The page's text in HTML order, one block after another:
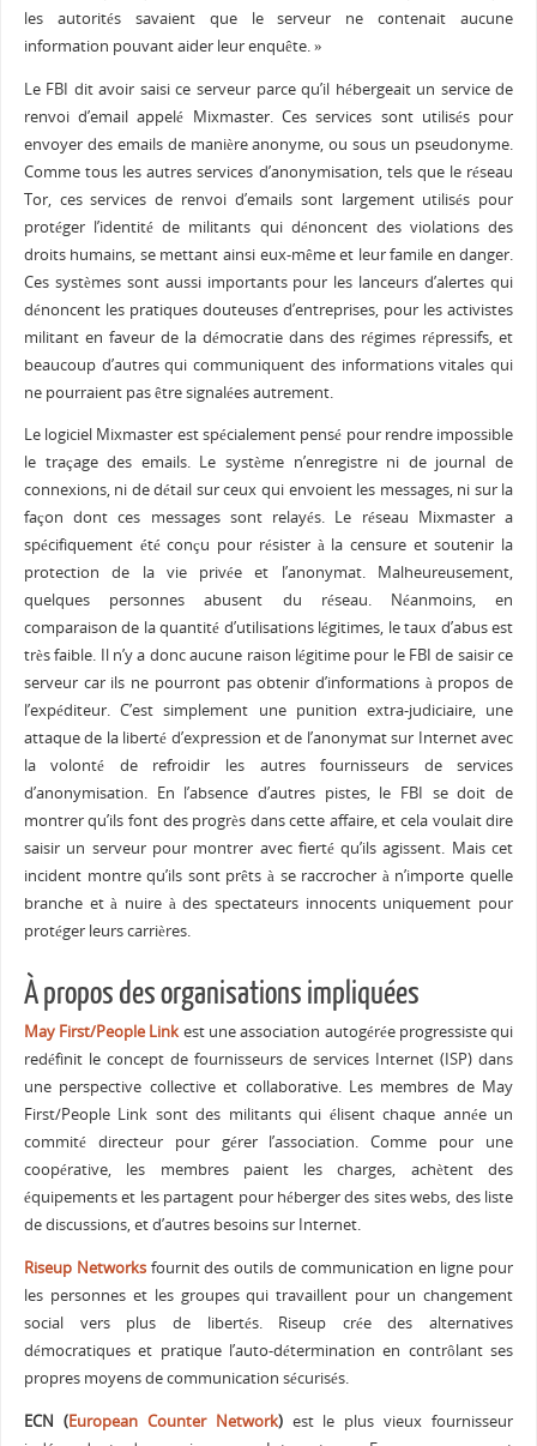
les autorités savaient que le serveur ne contenait aucune
information pouvant aider leur enquête. »
Le FBI dit avoir saisi ce serveur parce qu’il hébergeait un service de
renvoi d’email appelé Mixmaster. Ces services sont utilisés pour
envoyer des emails de manière anonyme, ou sous un pseudonyme.
Comme tous les autres services d’anonymisation, tels que le réseau
Tor, ces services de renvoi d’emails sont largement utilisés pour
protéger l’identité de militants qui dénoncent des violations des
droits humains, se mettant ainsi eux-même et leur famile en danger.
Ces systèmes sont aussi importants pour les lanceurs d’alertes qui
dénoncent les pratiques douteuses d’entreprises, pour les activistes
militant en faveur de la démocratie dans des régimes répressifs, et
beaucoup d’autres qui communiquent des informations vitales qui
ne pourraient pas être signalées autrement.
Le logiciel Mixmaster est spécialement pensé pour rendre impossible
le traçage des emails. Le système n’enregistre ni de journal de
connexions, ni de détail sur ceux qui envoient les messages, ni sur la
façon dont ces messages sont relayés. Le réseau Mixmaster a
spécifiquement été conçu pour résister à la censure et soutenir la
protection de la vie privée et l’anonymat. Malheureusement,
quelques personnes abusent du réseau. Néanmoins, en
comparaison de la quantité d’utilisations légitimes, le taux d’abus est
très faible. Il n’y a donc aucune raison légitime pour le FBI de saisir ce
serveur car ils ne pourront pas obtenir d’informations à propos de
l’expéditeur. C’est simplement une punition extra-judiciaire, une
attaque de la liberté d’expression et de l’anonymat sur Internet avec
la volonté de refroidir les autres fournisseurs de services
d’anonymisation. En l’absence d’autres pistes, le FBI se doit de
montrer qu’ils font des progrès dans cette affaire, et cela voulait dire
saisir un serveur pour montrer avec fierté qu’ils agissent. Mais cet
incident montre qu’ils sont prêts à se raccrocher à n’importe quelle
branche et à nuire à des spectateurs innocents uniquement pour
protéger leurs carrières.
À propos des organisations impliquées
May First/People Link est une association autogérée progressiste qui
redéfinit le concept de fournisseurs de services Internet (ISP) dans
une perspective collective et collaborative. Les membres de May
First/People Link sont des militants qui élisent chaque année un
commité directeur pour gérer l’association. Comme pour une
coopérative, les membres paient les charges, achètent des
équipements et les partagent pour héberger des sites webs, des liste
de discussions, et d’autres besoins sur Internet.
Riseup Networks fournit des outils de communication en ligne pour
les personnes et les groupes qui travaillent pour un changement
social vers plus de libertés. Riseup crée des alternatives
démocratiques et pratique l’auto-détermination en contrôlant ses
propres moyens de communication sécurisés.
ECN (European Counter Network) est le plus vieux fournisseur